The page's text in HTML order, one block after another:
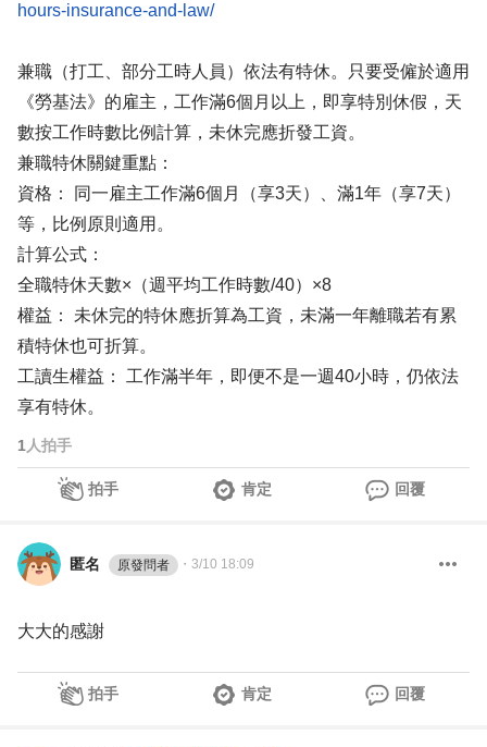
hours-insurance-and-law/
兼職（打工、部分工時人員）依法有特休。只要受僱於適用
《勞基法》的雇主，工作滿6個月以上，即享特別休假，天
數按工作時數比例計算，未休完應折發工資。
兼職特休關鍵重點：
資格： 同一雇主工作滿6個月（享3天）、滿1年（享7天）
等，比例原則適用。
計算公式：
全職特休天數×（週平均工作時數/40）×8
權益： 未休完的特休應折算為工資，未滿一年離職若有累
積特休也可折算。
工讀生權益： 工作滿半年，即便不是一週40小時，仍依法
享有特休。
1 人拍手
拍手 肯定 回覆
匿名 原發問者 ・ 3/10 18:09
大大的感謝
拍手 肯定 回覆